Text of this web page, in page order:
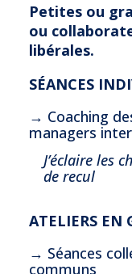
Petites ou
ou
libérales.
SÉANCES
→ Coaching
managers
J’éclaire les
de recul
ATELIERS EN
→ Séances
communs